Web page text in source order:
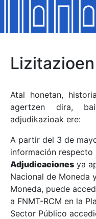
Erakutsi/Ezkutatu
Erakutsi/Ezkutatu
Erakutsi/Ezkutatu
Erakutsi/Ezkutatu
Erakutsi/Ezkutatu
Erakutsi/Ezkutatu
Atal honetan,
agertzen dira,
adjudikazioak ere:
A partir del 3 de
información respecto
Adjudicaciones ya
Nacional de Moneda
Moneda, puede
a FNMT-RCM en la
Sector Público